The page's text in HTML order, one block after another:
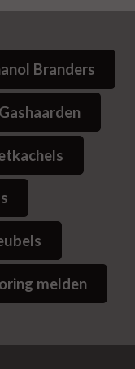
Branders
Gashaarden
melden